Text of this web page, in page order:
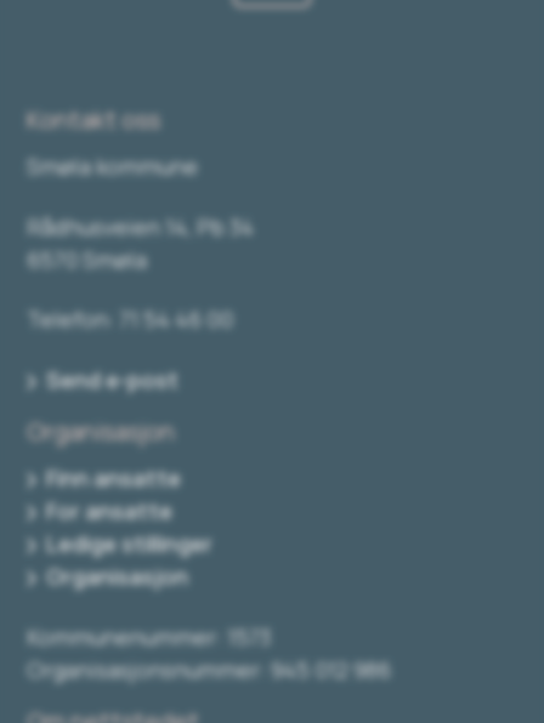
Kontakt oss
Smøla kommune
Rådhusveien 14, Pb 34
6570 Smøla
Telefon: 71 54 46 00
Send e-post
Organisasjon
Finn ansatte
For ansatte
Ledige stillinger
Organisasjon
Kommunenummer: 1573
Organisasjonsnummer: 945 012 986